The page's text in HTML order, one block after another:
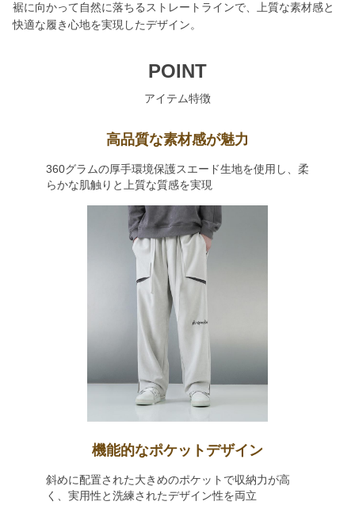
裾に向かって自然に落ちるストレートラインで、上質な素材感と
快適な履き心地を実現したデザイン。
POINT
アイテム特徴
高品質な素材感が魅力
360グラムの厚手環境保護スエード生地を使用し、柔
らかな肌触りと上質な質感を実現
機能的なポケットデザイン
斜めに配置された大きめのポケットで収納力が高
く、実用性と洗練されたデザイン性を両立